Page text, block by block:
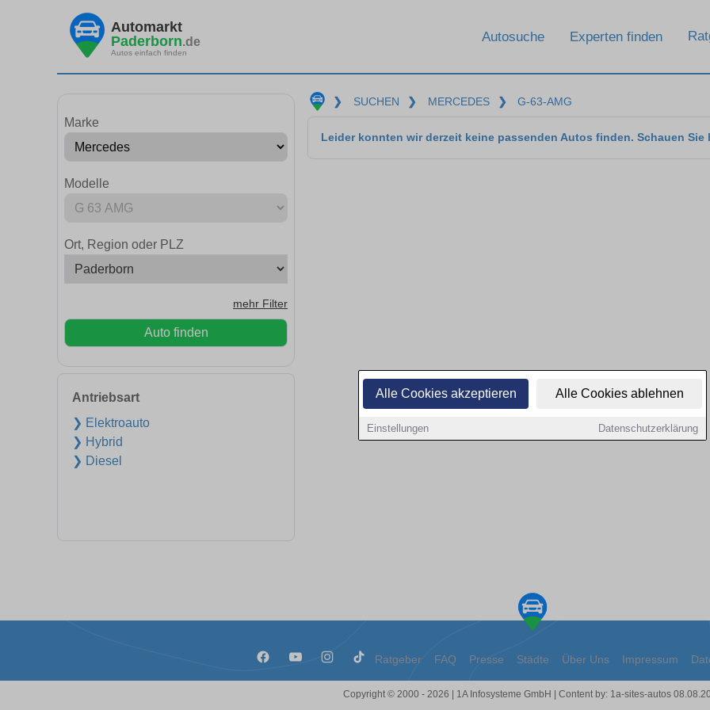
Alle Cookies akzeptieren Alle Cookies ablehnen
Einstellungen Datenschutzerklärung
Automarkt
Paderborn.de
Autos einfach finden
Autosuche Experten finden
Marke
Modelle
Ort, Region oder PLZ
mehr Filter
Auto finden
Antriebsart
❯ Elektroauto
❯ Hybrid
❯ Diesel
❯ SUCHEN ❯ MERCEDES ❯ G-63-AMG
Leider konnten wir derzeit keine passenden Autos finden. Schauen Sie
Ratgeber FAQ Presse Städte Über Uns Impressum
Copyright © 2000 - 2026 | 1A Infosysteme GmbH | Content by: 1a-sites-autos